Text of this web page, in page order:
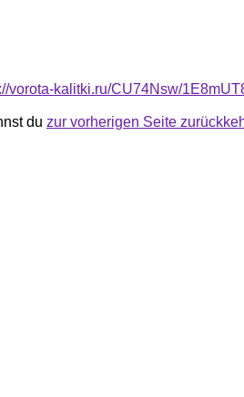
vorota-kalitki.ru/CU74Nsw/
du zur vorherigen Seite